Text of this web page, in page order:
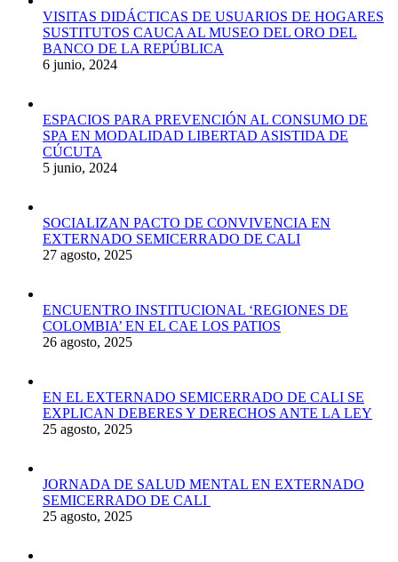
VISITAS DIDÁCTICAS DE USUARIOS DE HOGARES
SUSTITUTOS CAUCA AL MUSEO DEL ORO DEL
BANCO DE LA REPÚBLICA
6 junio, 2024
ESPACIOS PARA PREVENCIÓN AL CONSUMO DE
SPA EN MODALIDAD LIBERTAD ASISTIDA DE
CÚCUTA
5 junio, 2024
SOCIALIZAN PACTO DE CONVIVENCIA EN
EXTERNADO SEMICERRADO DE CALI
27 agosto, 2025
ENCUENTRO INSTITUCIONAL ‘REGIONES DE
COLOMBIA’ EN EL CAE LOS PATIOS
26 agosto, 2025
EN EL EXTERNADO SEMICERRADO DE CALI SE
EXPLICAN DEBERES Y DERECHOS ANTE LA LEY
25 agosto, 2025
JORNADA DE SALUD MENTAL EN EXTERNADO
SEMICERRADO DE CALI
25 agosto, 2025